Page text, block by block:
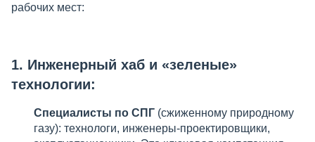
рабочих мест:
1. Инженерный хаб и «зеленые»
технологии:
Специалисты по СПГ (сжиженному природному
газу): технологи, инженеры-проектировщики,